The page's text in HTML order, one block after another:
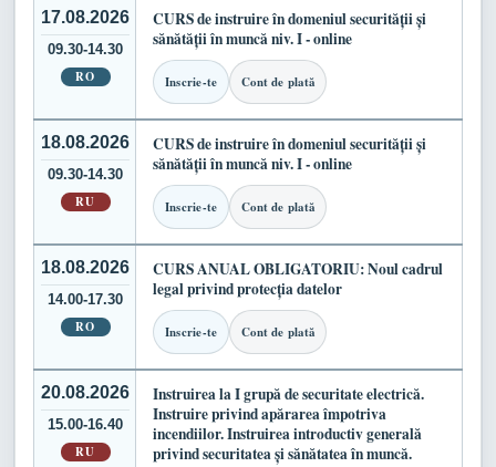
17.08.2026
09.30-14.30
RO
CURS de instruire în domeniul securității și
sănătății în muncă niv. I - online
Inscrie-te Cont de plată
18.08.2026
09.30-14.30
RU
CURS de instruire în domeniul securității și
sănătății în muncă niv. I - online
Inscrie-te Cont de plată
18.08.2026
14.00-17.30
RO
CURS ANUAL OBLIGATORIU: Noul cadrul
legal privind protecția datelor
Inscrie-te Cont de plată
20.08.2026
15.00-16.40
RU
Instruirea la I grupă de securitate electrică.
Instruire privind apărarea împotriva
incendiilor. Instruirea introductiv generală
privind securitatea și sănătatea în muncă.